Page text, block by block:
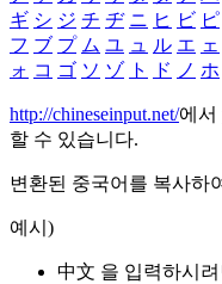
ギ シ ジ チ ヂ ニ ヒ ビ ピ
フ ブ プ ム ユ ュ ル エ ェ
ォ コ ゴ ソ ゾ ト ド ノ ホ
http://chineseinput.net/에서
할 수 있습니다.
변환된 중국어를 복사하
예시)
中文 을 입력하시려